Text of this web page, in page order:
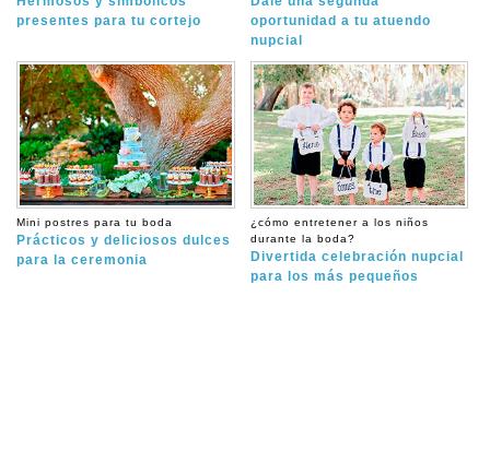
presentes para tu cortejo
oportunidad a tu atuendo
nupcial
Mini postres para tu boda
Prácticos y deliciosos dulces
para la ceremonia
¿cómo entretener a los niños
durante la boda?
Divertida celebración nupcial
para los más pequeños